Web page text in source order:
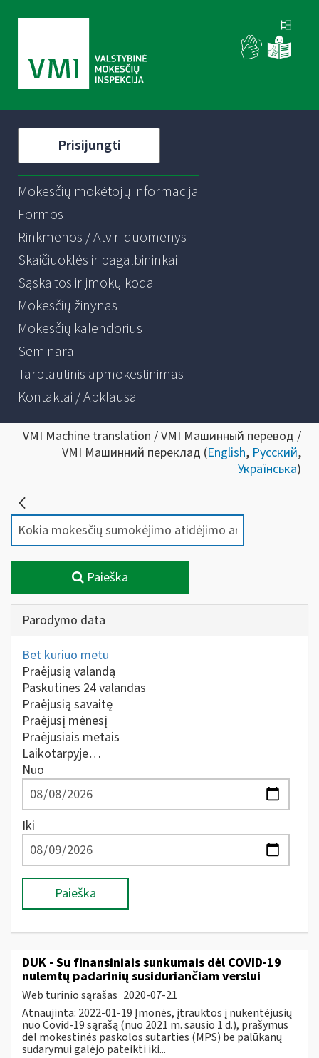
Prisijungti
Mokesčių mokėtojų informacija
Formos
Rinkmenos / Atviri duomenys
Skaičiuoklės ir pagalbininkai
Sąskaitos ir įmokų kodai
Mokesčių žinynas
Mokesčių kalendorius
Seminarai
Tarptautinis apmokestinimas
Kontaktai / Apklausa
VMI Machine translation / VMI Машинный перевод /
VMI Машинний переклад (English, Русский,
Українська)
Paieška
Parodymo data
Bet kuriuo metu
Praėjusią valandą
Paskutines 24 valandas
Praėjusią savaitę
Praėjusį mėnesį
Praėjusiais metais
Laikotarpyje…
Nuo
Iki
Paieška
DUK - Su finansiniais sunkumais dėl COVID-19
nulemtų padarinių susiduriančiam verslui
Web turinio sąrašas 2020-07-21
Atnaujinta: 2022-01-19 Įmonės, įtrauktos į nukentėjusių
nuo Covid-19 sąrašą (nuo 2021 m. sausio 1 d.), prašymus
dėl mokestinės paskolos sutarties (MPS) be palūkanų
sudarymui galėjo pateikti iki...